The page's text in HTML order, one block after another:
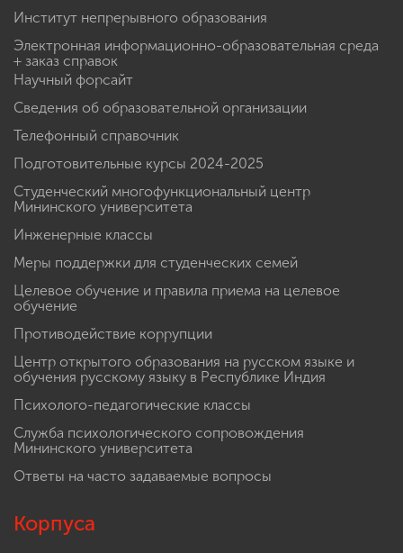
Институт непрерывного образования
Электронная информационно-образовательная среда
+ заказ справок
Научный форсайт
Сведения об образовательной организации
Телефонный справочник
Подготовительные курсы 2024-2025
Студенческий многофункциональный центр
Мининского университета
Инженерные классы
Меры поддержки для студенческих семей
Целевое обучение и правила приема на целевое
обучение
Противодействие коррупции
Центр открытого образования на русском языке и
обучения русскому языку в Республике Индия
Психолого-педагогические классы
Служба психологического сопровождения
Мининского университета
Ответы на часто задаваемые вопросы
Корпуса